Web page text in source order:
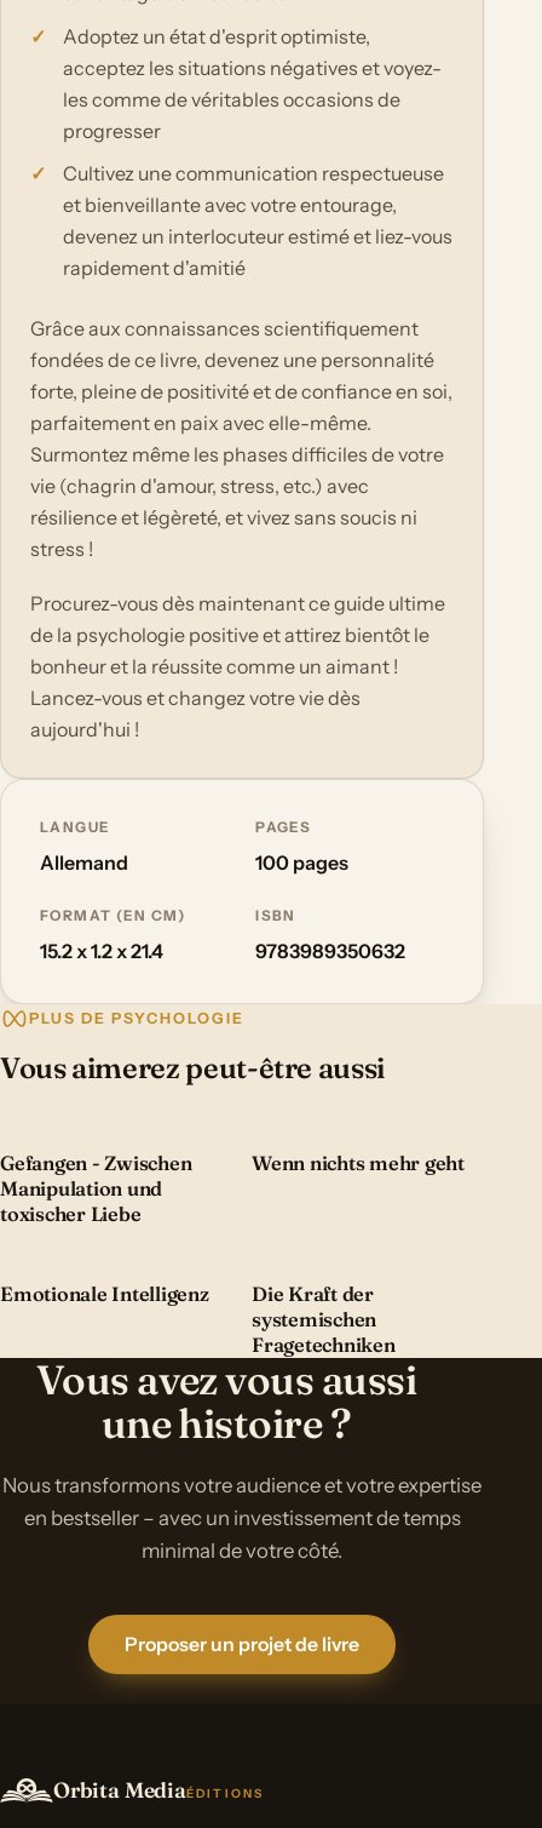
Adoptez un état d'esprit optimiste,
acceptez les situations négatives et voyez-
les comme de véritables occasions de
progresser
Cultivez une communication respectueuse
et bienveillante avec votre entourage,
devenez un interlocuteur estimé et liez-vous
rapidement d'amitié
Grâce aux connaissances scientifiquement
fondées de ce livre, devenez une personnalité
forte, pleine de positivité et de confiance en soi,
parfaitement en paix avec elle-même.
Surmontez même les phases difficiles de votre
vie (chagrin d'amour, stress, etc.) avec
résilience et légèreté, et vivez sans soucis ni
stress !
Procurez-vous dès maintenant ce guide ultime
de la psychologie positive et attirez bientôt le
bonheur et la réussite comme un aimant !
Lancez-vous et changez votre vie dès
aujourd'hui !
LANGUE
Allemand
PAGES
100 pages
FORMAT (EN CM)
15.2 x 1.2 x 21.4
ISBN
9783989350632
PLUS DE PSYCHOLOGIE
Vous aimerez peut-être aussi
Gefangen - Zwischen
Manipulation und
toxischer Liebe
Wenn nichts mehr geht
Emotionale Intelligenz
Die Kraft der
systemischen
Fragetechniken
Vous avez vous aussi
une histoire ?
Nous transformons votre audience et votre expertise
en bestseller – avec un investissement de temps
minimal de votre côté.
Proposer un projet de livre
Orbita MediaÉDITIONS